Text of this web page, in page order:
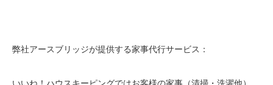
弊社アースブリッジが提供する家事代行サービス：